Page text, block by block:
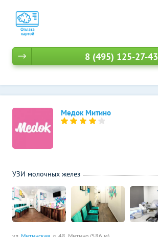
8 (495) 125-27-43
Медок Митино
УЗИ молочных желез